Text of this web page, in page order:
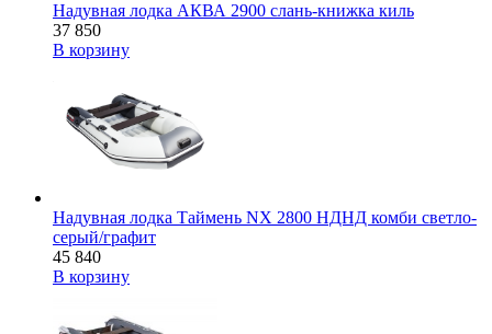
Надувная лодка АКВА 2900 слань-книжка киль
37 850
В корзину
Надувная лодка Таймень NX 2800 НДНД комби светло-
серый/графит
45 840
В корзину